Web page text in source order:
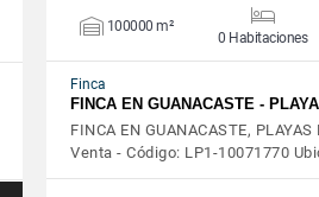
100000 m²
0 Habitaciones
Finca
FINCA EN GUANACASTE -
FINCA EN GUANACASTE,
Venta - Código: LP1-10071770